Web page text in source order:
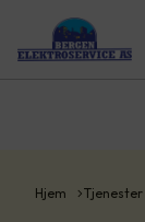
Hjem Tjenester